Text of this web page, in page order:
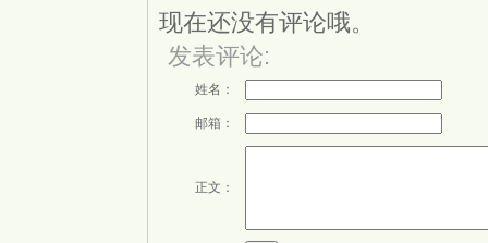
现在还没有评论哦。
发表评论:
姓名：
邮箱：
正文：